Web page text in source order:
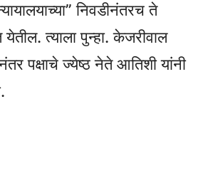
निवडीनंतरच ते
येतील. त्याला पुन्हा. केजरीवाल
पक्षाचे ज्येष्ठ नेते आतिशी यांनी